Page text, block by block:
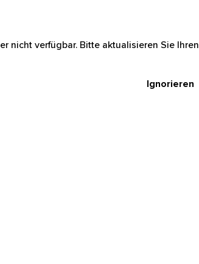
nicht verfügbar. Bitte aktualisieren Sie Ihren
Ignorieren